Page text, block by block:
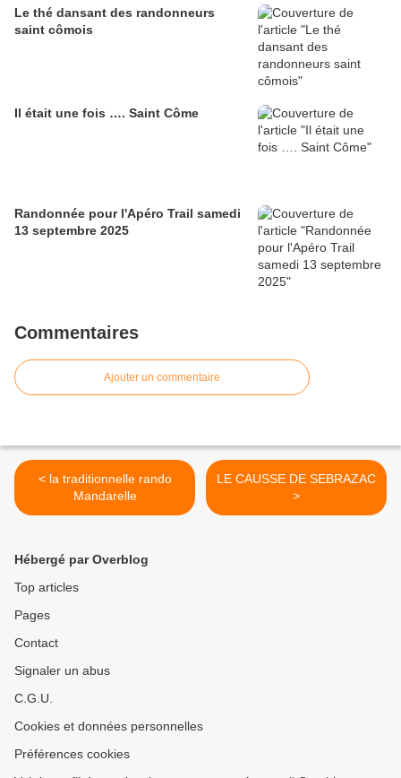
Le thé dansant des randonneurs
saint cômois
Il était une fois …. Saint Côme
Randonnée pour l'Apéro Trail samedi
13 septembre 2025
Commentaires
Ajouter un commentaire
< la traditionnelle rando
Mandarelle
LE CAUSSE DE SEBRAZAC
>
Hébergé par Overblog
Top articles
Pages
Contact
Signaler un abus
C.G.U.
Cookies et données personnelles
Préférences cookies